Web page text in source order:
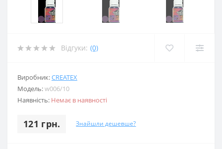
Відгуки: (0)
Виробник:CREATEX
Модель:w006/10
Наявність: Немає в наявності
121 грн. Знайшли дешевше?